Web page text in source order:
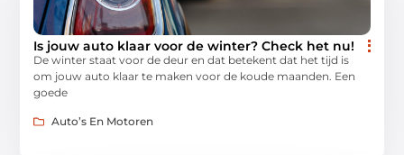
Is jouw auto klaar voor de winter? Check het nu!
De winter staat voor de deur en dat betekent dat het tijd is
om jouw auto klaar te maken voor de koude maanden. Een
goede
Auto’s En Motoren